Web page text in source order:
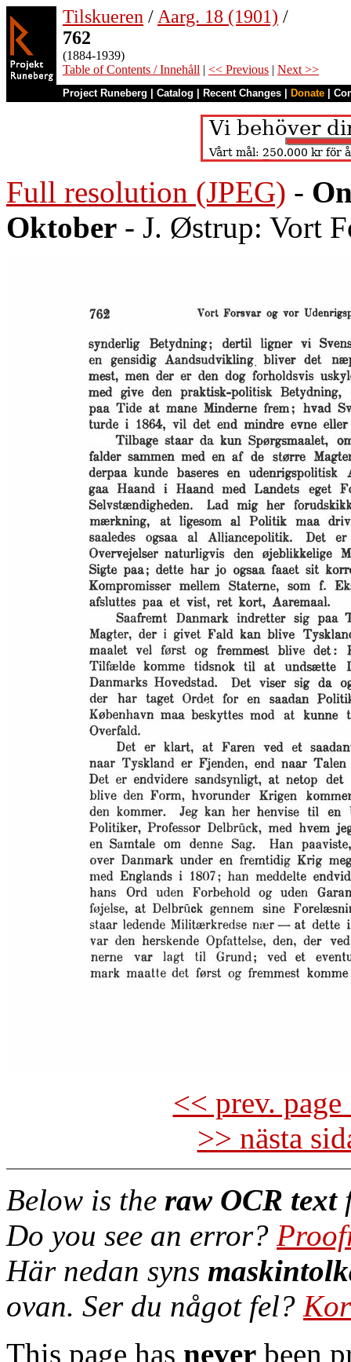
Tilskueren / Aarg. 18 (1901) /
762
(1884-1939)
Table of Contents / Innehåll | << Previous | Next >>
Project Runeberg Catalog Recent Changes Donate
Full resolution (JPEG) -
Oktober - J. Østrup: Vort
<< prev.
>> nästa
Below is the raw OCR text
Do you see an error?
Här nedan syns
ovan. Ser du något fel?
This page has never been